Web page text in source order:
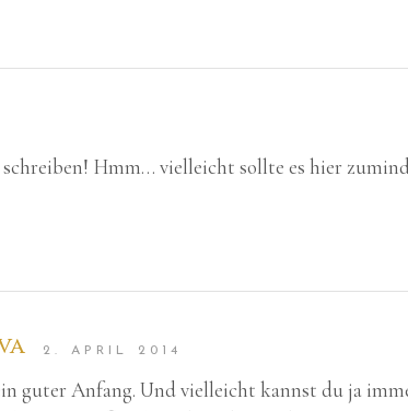
schreiben! Hmm… vielleicht sollte es hier
2. APRIL 2014
guter Anfang. Und vielleicht kannst du ja